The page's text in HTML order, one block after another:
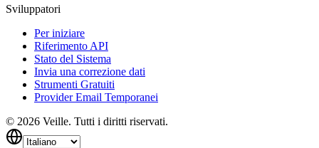
Sviluppatori
Per iniziare
Riferimento API
Stato del Sistema
Invia una correzione dati
Strumenti Gratuiti
Provider Email Temporanei
© 2026 Veille. Tutti i diritti riservati.